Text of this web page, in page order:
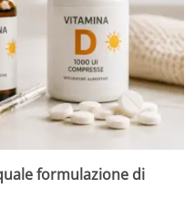
formulazione di